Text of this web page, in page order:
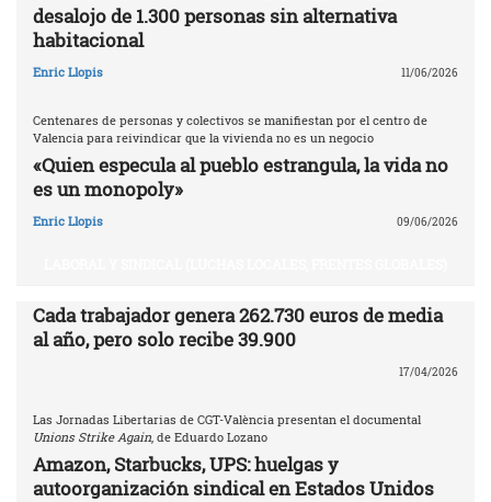
desalojo de 1.300 personas sin alternativa
habitacional
Enric Llopis 11/06/2026
Centenares de personas y colectivos se manifiestan por el centro de
Valencia para reivindicar que la vivienda no es un negocio
«Quien especula al pueblo estrangula, la vida no
es un monopoly»
Enric Llopis 09/06/2026
Cada trabajador genera 262.730 euros de media
al año, pero solo recibe 39.900
17/04/2026
Las Jornadas Libertarias de CGT-València presentan el documental
Unions Strike Again , de Eduardo Lozano
Amazon, Starbucks, UPS: huelgas y
autoorganización sindical en Estados Unidos